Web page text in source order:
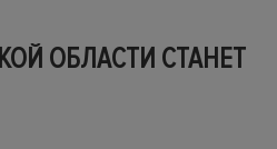
ОБЛАСТИ СТАНЕТ